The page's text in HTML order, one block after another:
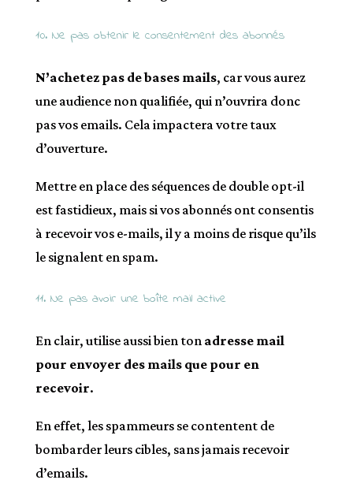
10. Ne pas obtenir le consentement des abonnés
N’achetez pas de bases mails, car vous aurez
une audience non qualifiée, qui n’ouvrira donc
pas vos emails. Cela impactera votre taux
d’ouverture.
Mettre en place des séquences de double opt-il
est fastidieux, mais si vos abonnés ont consentis
à recevoir vos e-mails, il y a moins de risque qu’ils
le signalent en spam.
11. Ne pas avoir une boîte mail active
En clair, utilise aussi bien ton adresse mail
pour envoyer des mails que pour en
recevoir.
En effet, les spammeurs se contentent de
bombarder leurs cibles, sans jamais recevoir
d’emails.